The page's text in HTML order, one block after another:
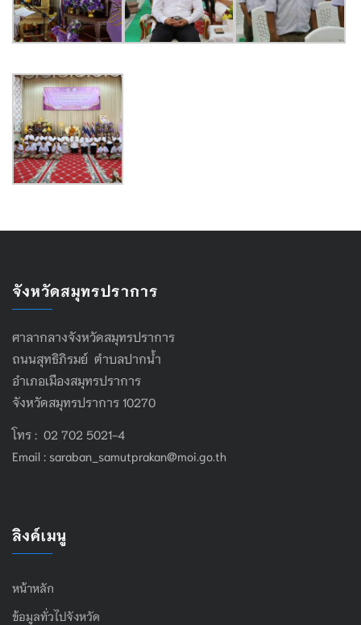
จังหวัดสมุทรปราการ
ศาลากลางจังหวัดสมุทรปราการ
ถนนสุทธิภิรมย์ ตำบลปากน้ำ
อำเภอเมืองสมุทรปราการ
จังหวัดสมุทรปราการ 10270
โทร : 02 702 5021-4
Email : saraban_samutprakan@moi.go.th
ลิงค์เมนู
หน้าหลัก
ข้อมูลทั่วไปจังหวัด